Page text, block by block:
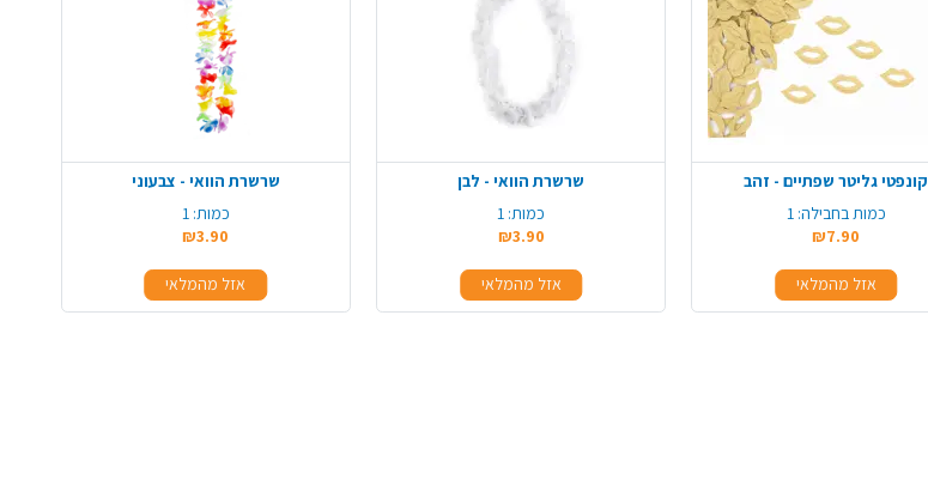
קונפטי גליטר שפתיים - זהב
כמות בחבילה: 1
₪7.90
אזל מהמלאי
שרשרת הוואי - לבן
כמות: 1
₪3.90
אזל מהמלאי
שרשרת הוואי - צבעוני
כמות: 1
₪3.90
אזל מהמלאי